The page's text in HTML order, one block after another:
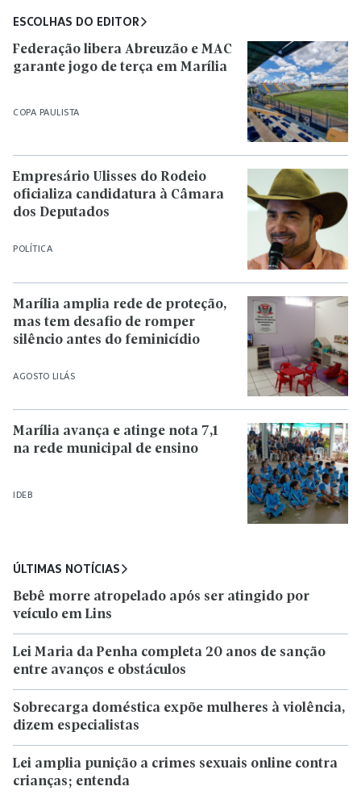
ESCOLHAS DO EDITOR
COPA PAULISTA
Federação libera Abreuzão e MAC
garante jogo de terça em Marília
POLÍTICA
Empresário Ulisses do Rodeio
oficializa candidatura à Câmara
dos Deputados
AGOSTO LILÁS
Marília amplia rede de proteção,
mas tem desafio de romper
silêncio antes do feminicídio
IDEB
Marília avança e atinge nota 7,1
na rede municipal de ensino
ÚLTIMAS NOTÍCIAS
Bebê morre atropelado após ser atingido por
veículo em Lins
Lei Maria da Penha completa 20 anos de sanção
entre avanços e obstáculos
Sobrecarga doméstica expõe mulheres à violência,
dizem especialistas
Lei amplia punição a crimes sexuais online contra
crianças; entenda